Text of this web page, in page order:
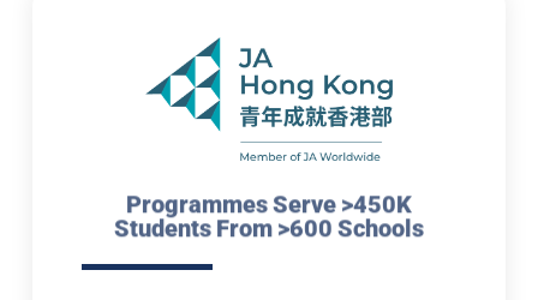
Programmes Serve >450K
Students From >600 Schools